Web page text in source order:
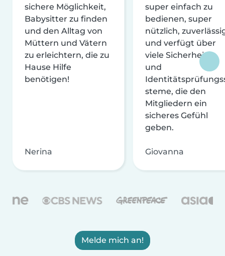
sichere Möglichkeit,
Babysitter zu finden
und den Alltag von
Müttern und Vätern
zu erleichtern, die zu
Hause Hilfe
benötigen!
Nerina
super einfach zu
bedienen, super
nützlich,
und verfügt über
viele Sicherheits-
und
steme, die den
Mitgliedern ein
sicheres Gefühl
geben.
Giovanna
Melde mich an!